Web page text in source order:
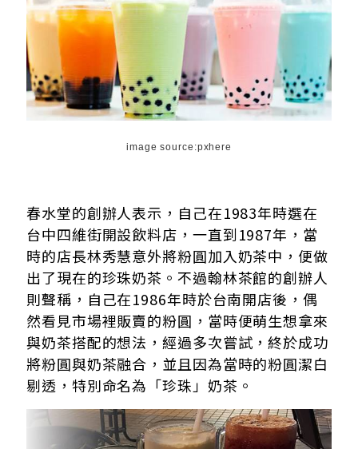
image source:pxhere
春水堂的創辦人表示，自己在1983年時選在
台中四維街開設飲料店，一直到1987年，當
時的店長林秀慧意外將粉圓加入奶茶中，便做
出了現在的珍珠奶茶。不過翰林茶館的創辦人
則聲稱，自己在1986年時於台南開店後，偶
然看見市場裡販賣的粉圓，當時便萌生想拿來
與奶茶搭配的想法，經過多次嘗試，終於成功
將粉圓與奶茶融合，並且因為當時的粉圓潔白
剔透，特別命名為「珍珠」奶茶。